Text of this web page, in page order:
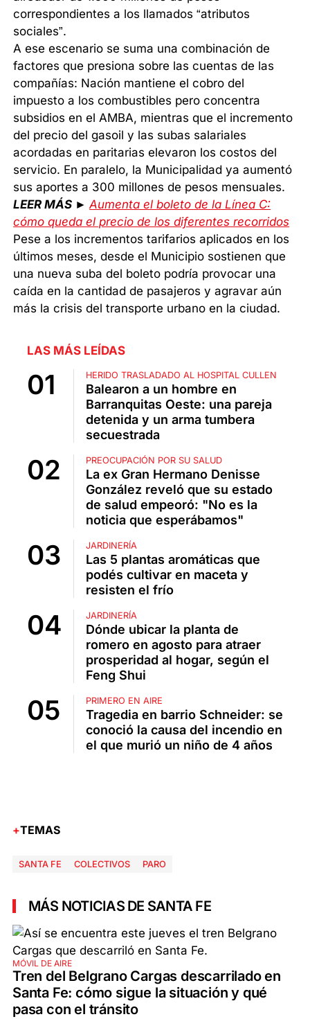
correspondientes a los llamados “atributos
sociales”.
A ese escenario se suma una combinación de
factores que presiona sobre las cuentas de las
compañías: Nación mantiene el cobro del
impuesto a los combustibles pero concentra
subsidios en el AMBA, mientras que el incremento
del precio del gasoil y las subas salariales
acordadas en paritarias elevaron los costos del
servicio. En paralelo, la Municipalidad ya aumentó
sus aportes a 300 millones de pesos mensuales.
LEER MÁS ►Aumenta el boleto de la Línea C:
cómo queda el precio de los diferentes recorridos
Pese a los incrementos tarifarios aplicados en los
últimos meses, desde el Municipio sostienen que
una nueva suba del boleto podría provocar una
caída en la cantidad de pasajeros y agravar aún
más la crisis del transporte urbano en la ciudad.
LAS MÁS LEÍDAS
HERIDO TRASLADADO AL HOSPITAL CULLEN
Balearon a un hombre en
Barranquitas Oeste: una pareja
detenida y un arma tumbera
secuestrada
PREOCUPACIÓN POR SU SALUD
La ex Gran Hermano Denisse
González reveló que su estado
de salud empeoró: "No es la
noticia que esperábamos"
JARDINERÍA
Las 5 plantas aromáticas que
podés cultivar en maceta y
resisten el frío
JARDINERÍA
Dónde ubicar la planta de
romero en agosto para atraer
prosperidad al hogar, según el
Feng Shui
PRIMERO EN AIRE
Tragedia en barrio Schneider: se
conoció la causa del incendio en
el que murió un niño de 4 años
TEMAS
SANTA FE COLECTIVOS PARO
MÁS NOTICIAS DE SANTA FE
MÓVIL DE AIRE
Tren del Belgrano Cargas descarrilado en
Santa Fe: cómo sigue la situación y qué
pasa con el tránsito